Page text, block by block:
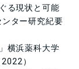
る現状と可能
ター研究紀要
横浜薬科大学
）